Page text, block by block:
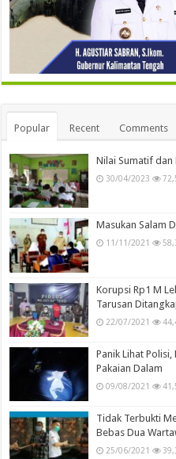
Popular Recent Comments
Nilai Sumatif dan
30/04/2023
Masukan Salam
11/11/2021
Korupsi Rp1 M
Tarusan
22/07/2021
Panik Lihat
Pakaian Dalam
09/08/2021
Tidak Terbukti
Bebas Dua
25/06/2021